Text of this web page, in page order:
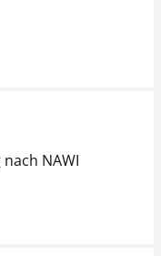
NAWI